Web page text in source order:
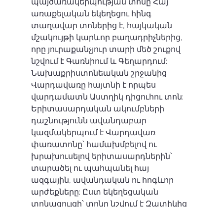
պայծառակերպության տոնը Հայ
առաքելական եկեղեցու հինգ
տաղավար տոներից է, հայկական
մշակույթի կարևոր բաղադրիչներից,
որը յուրաքանչյուր տարի մեծ շուքով
նշվում է Գառնիում և Գեղարդում:
Նախաքրիստոնեական շրջանից
Վարդավառը հայտնի է որպես
վարդամատն Աստղիկ դիցուհու տոն:
Երիտասարդական ակումբների
դաշնությունն ավանդաբար
կազմակերպում է Վարդավառ
փառատոնը՝ համախմբելով ու
խրախուսելով երիտասարդներին՝
տարածել ու պահպանել հայ
ազգային, ավանդական ու հոգևոր
արժեքները: Ըստ եկեղեցական
տոնացույցի՝ տոնը նշվում է Զատիկից